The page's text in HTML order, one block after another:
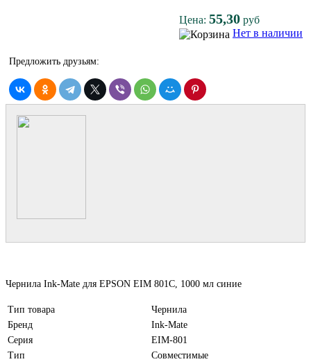
Цена: 55,30 руб
Нет в наличии
Предложить друзьям:
Чернила Ink-Mate для EPSON EIM 801C, 1000 мл синие
Тип товара
Чернила
Бренд
Ink-Mate
Серия
EIM-801
Тип
Совместимые